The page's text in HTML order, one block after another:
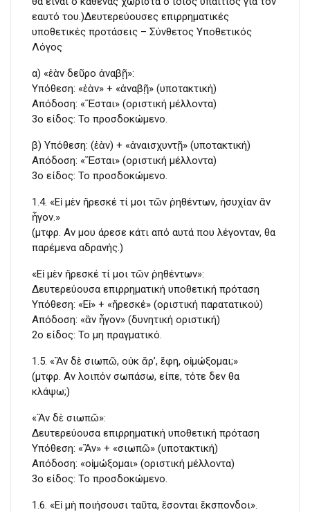
εαυτό του.)Δευτερεύουσες επιρρηματικές
υποθετικές προτάσεις – Σύνθετος Υποθετικός
Λόγος
α) «ἐὰν δεῦρο ἀναβῇ»:
Υπόθεση: «ἐὰν» + «ἀναβῇ» (υποτακτική)
Απόδοση: «Ἔσται» (οριστική μέλλοντα)
3ο είδος: To προσδοκώμενο.
β) Υπόθεση: (ἐὰν) + «ἀναισχυντῇ» (υποτακτική)
Απόδοση: «Ἔσται» (οριστική μέλλοντα)
3ο είδος: To προσδοκώμενο.
1.4. «Εἰ μὲν ἤρεσκέ τί μοι τῶν ῥηθέντων, ἡσυχίαν ἂν
ἦγον.»
(μτφρ. Αν μου άρεσε κάτι από αυτά που λέγονταν, θα
παρέμενα αδρανής.)
«Εἰ μὲν ἤρεσκέ τί μοι τῶν ῥηθέντων»:
Δευτερεύουσα επιρρηματική υποθετική πρόταση
Υπόθεση: «Εἰ» + «ἤρεσκέ» (οριστική παρατατικού)
Απόδοση: «ἂν ἦγον» (δυνητική οριστική)
2ο είδος: To μη πραγματικό.
1.5. «Ἂν δὲ σιωπῶ, οὐκ ἄρ’, ἔφη, οἰμώξομαι;»
(μτφρ. Αν λοιπόν σωπάσω, είπε, τότε δεν θα
κλάψω;)
«Ἂν δὲ σιωπῶ»:
Δευτερεύουσα επιρρηματική υποθετική πρόταση
Υπόθεση: «Ἂν» + «σιωπῶ» (υποτακτική)
Απόδοση: «οἰμώξομαι» (οριστική μέλλοντα)
3ο είδος: To προσδοκώμενο.
1.6. «Εἰ μὴ ποιήσουσι ταῦτα, ἔσονται ἔκσπονδοι».